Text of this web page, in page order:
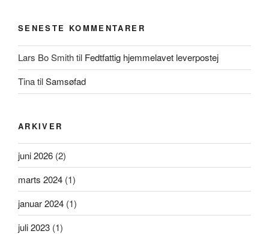
SENESTE KOMMENTARER
Lars Bo Smithtil Fedtfattig hjemmelavet leverpostej
TinatilSamsøfad
ARKIVER
juni 2026 (2)
marts 2024 (1)
januar 2024 (1)
juli 2023 (1)